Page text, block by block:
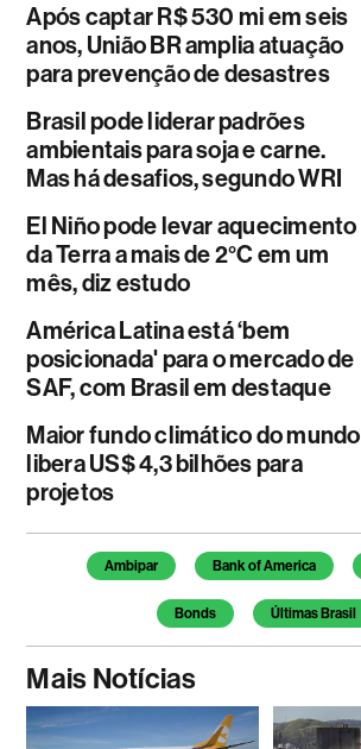
Após captar R$ 530 mi em seis
anos, União BR amplia atuação
para prevenção de desastres
Brasil pode liderar padrões
ambientais para soja e carne.
Mas há desafios, segundo WRI
El Niño pode levar aquecimento
da Terra a mais de 2°C em um
mês, diz estudo
América Latina está ‘bem
posicionada' para o mercado de
SAF, com Brasil em destaque
Maior fundo climático do mundo
libera US$ 4,3 bilhões para
projetos
Temas deste artigo
Ambipar Bank of America
Bonds Últimas Brasil
Mais Notícias